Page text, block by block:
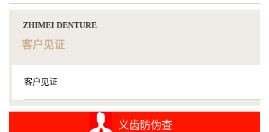
ZHIMEI DENTURE
客户见证
客户见证
义齿防伪查